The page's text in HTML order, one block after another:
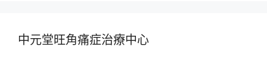
中元堂旺角痛症治療中心